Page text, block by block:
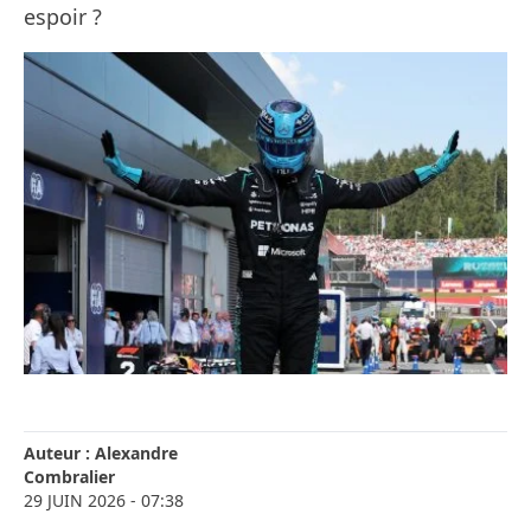
espoir ?
Auteur : Alexandre
Combralier
29 JUIN 2026 - 07:38